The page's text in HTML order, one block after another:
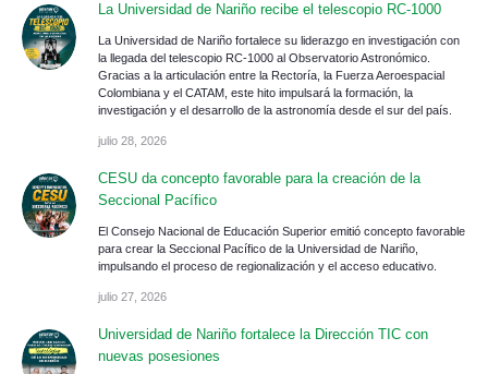
La Universidad de Nariño recibe el telescopio RC-1000
La Universidad de Nariño fortalece su liderazgo en investigación con
la llegada del telescopio RC-1000 al Observatorio Astronómico.
Gracias a la articulación entre la Rectoría, la Fuerza Aeroespacial
Colombiana y el CATAM, este hito impulsará la formación, la
investigación y el desarrollo de la astronomía desde el sur del país.
julio 28, 2026
CESU da concepto favorable para la creación de la
Seccional Pacífico
El Consejo Nacional de Educación Superior emitió concepto favorable
para crear la Seccional Pacífico de la Universidad de Nariño,
impulsando el proceso de regionalización y el acceso educativo.
julio 27, 2026
Universidad de Nariño fortalece la Dirección TIC con
nuevas posesiones